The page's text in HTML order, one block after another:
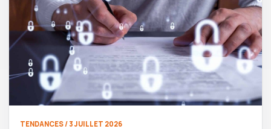
TENDANCES / 3 JUILLET 2026